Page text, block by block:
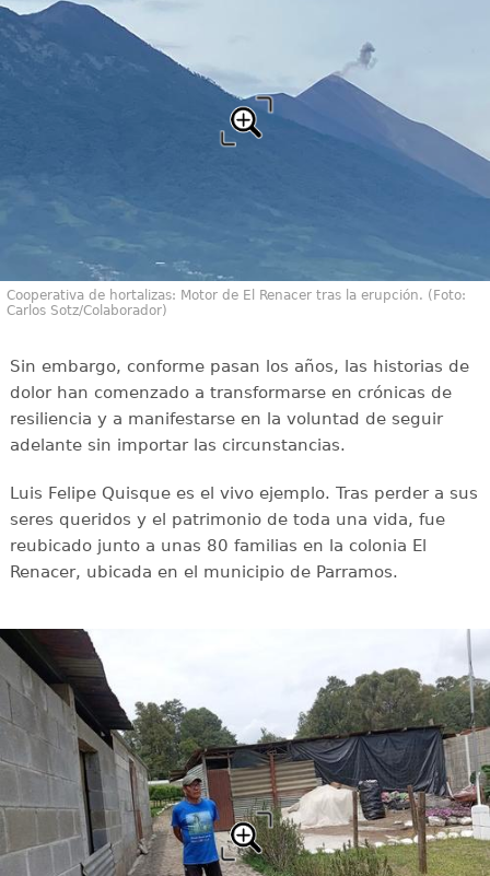
Cooperativa de hortalizas: Motor de El Renacer tras la erupción. (Foto:
Carlos Sotz/Colaborador)
Sin embargo, conforme pasan los años, las historias de
dolor han comenzado a transformarse en crónicas de
resiliencia y a manifestarse en la voluntad de seguir
adelante sin importar las circunstancias.
Luis Felipe Quisque es el vivo ejemplo. Tras perder a sus
seres queridos y el patrimonio de toda una vida, fue
reubicado junto a unas 80 familias en la colonia El
Renacer, ubicada en el municipio de Parramos.